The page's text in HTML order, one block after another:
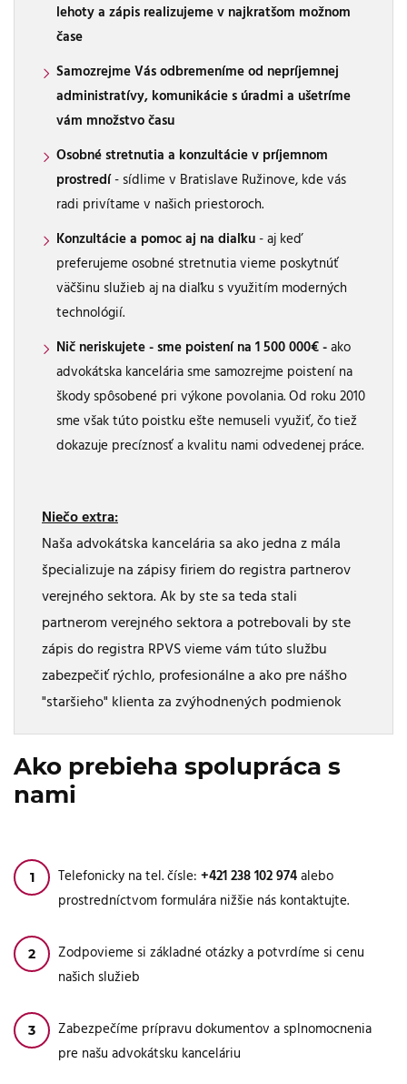
lehoty a zápis realizujeme v najkratšom možnom
čase
Samozrejme Vás odbremeníme od nepríjemnej
administratívy, komunikácie s úradmi a ušetríme
vám množstvo času
Osobné stretnutia a konzultácie v príjemnom
prostredí - sídlime v Bratislave Ružinove, kde vás
radi privítame v našich priestoroch.
Konzultácie a pomoc aj na diaľku - aj keď
preferujeme osobné stretnutia vieme poskytnúť
väčšinu služieb aj na diaľku s využitím moderných
technológií.
Nič neriskujete - sme poistení na 1 500 000€ - ako
advokátska kancelária sme samozrejme poistení na
škody spôsobené pri výkone povolania. Od roku 2010
sme však túto poistku ešte nemuseli využiť, čo tiež
dokazuje precíznosť a kvalitu nami odvedenej práce.
Niečo extra:
Naša advokátska kancelária sa ako jedna z mála
špecializuje na zápisy firiem do registra partnerov
verejného sektora. Ak by ste sa teda stali
partnerom verejného sektora a potrebovali by ste
zápis do registra RPVS vieme vám túto službu
zabezpečiť rýchlo, profesionálne a ako pre nášho
"staršieho" klienta za zvýhodnených podmienok
Ako prebieha spolupráca s
nami
Telefonicky na tel. čísle: +421 238 102 974 alebo
prostredníctvom formulára nižšie nás kontaktujte.
Zodpovieme si základné otázky a potvrdíme si cenu
našich služieb
Zabezpečíme prípravu dokumentov a splnomocnenia
pre našu advokátsku kanceláriu